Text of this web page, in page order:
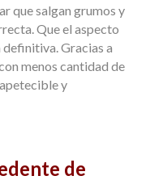
que salgan grumos y
Que el aspecto
definitiva.Gracias a
menos cantidad de
y
de